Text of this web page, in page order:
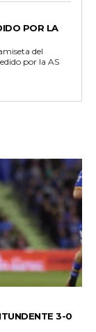
POR LA
del
por la AS
3-0